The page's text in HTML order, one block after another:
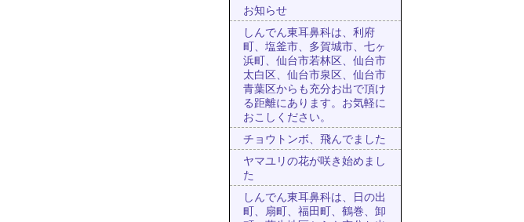
お知らせ
しんでん東耳鼻科は、利府
町、塩釜市、多賀城市、七ヶ
浜町、仙台市若林区、仙台市
太白区、仙台市泉区、仙台市
青葉区からも充分お出で頂け
る距離にあります。お気軽に
おこしください。
チョウトンボ、飛んでました
ヤマユリの花が咲き始めまし
た
しんでん東耳鼻科は、日の出
町、扇町、福田町、鶴巻、卸